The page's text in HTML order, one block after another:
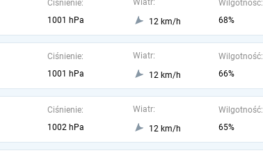
Ciśnienie:
1001 hPa
Wiatr:
12 km/h
Wilgotność:
68%
Ciśnienie:
1001 hPa
Wiatr:
12 km/h
Wilgotność:
66%
Ciśnienie:
1002 hPa
Wiatr:
12 km/h
Wilgotność:
65%